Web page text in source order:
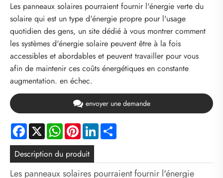
Les panneaux solaires pourraient fournir l'énergie verte du
solaire qui est un type d'énergie propre pour l'usage
quotidien des gens, un site dédié à vous montrer comment
les systèmes d'énergie solaire peuvent être à la fois
accessibles et abordables et peuvent travailler pour vous
afin de maintenir ces coûts énergétiques en constante
augmentation. en échec.
envoyer une demande
Facebook
X WhatsApp
PinterestLinkedIn
Description du produit
Les panneaux solaires pourraient fournir l'énergie